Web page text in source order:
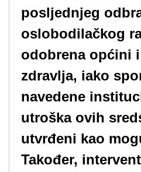
posljednjeg
oslobodilačkog
odobrena općini
zdravlja, iako
navedene
utroška ovih
utvrđeni kao
Također,